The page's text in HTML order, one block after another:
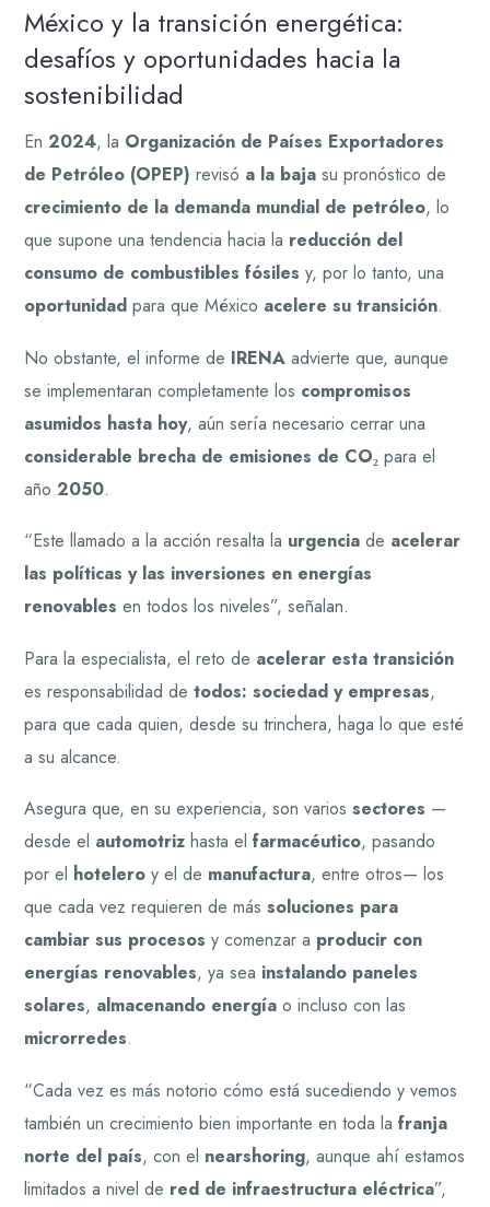
México y la transición energética:
desafíos y oportunidades hacia la
sostenibilidad
En2024, la Organización de Países Exportadores
de Petróleo (OPEP) revisó a la baja su pronóstico de
crecimiento de la demanda mundial de petróleo, lo
que supone una tendencia hacia la reducción del
consumo de combustibles fósiles y, por lo tanto, una
oportunidad para que México acelere su transición.
No obstante, el informe de IRENA advierte que, aunque
se implementaran completamente los compromisos
asumidos hasta hoy, aún sería necesario cerrar una
considerable brecha de emisiones de CO₂ para el
año2050.
“Este llamado a la acción resalta la urgencia de acelerar
las políticas y las inversiones en energías
renovables en todos los niveles”, señalan.
Para la especialista, el reto de acelerar esta transición
es responsabilidad detodos: sociedad y empresas,
para que cada quien, desde su trinchera, haga lo que esté
a su alcance.
Asegura que, en su experiencia, son variossectores —
desde el automotriz hasta elfarmacéutico, pasando
por el hotelero y el de manufactura, entre otros— los
que cada vez requieren de mássoluciones para
cambiar sus procesos y comenzar a producir con
energías renovables, ya sea instalando paneles
solares, almacenando energía o incluso con las
microrredes.
“Cada vez es más notorio cómo está sucediendo y vemos
también un crecimiento bien importante en toda lafranja
norte del país, con el nearshoring, aunque ahí estamos
limitados a nivel de red de infraestructura eléctrica”,